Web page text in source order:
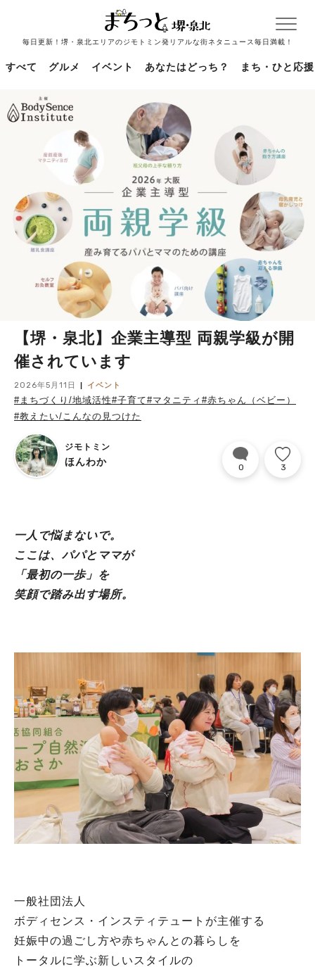
毎日更新！堺・泉北エリアのジモトミン発リアルな街ネタニュース毎日満載！
すべて グルメ イベント あなたはどっち？ まち・ひと応援
【堺・泉北】企業主導型 両親学級が開
催されています
2026年5月11日 イベント
#まちづくり/地域活性#子育て#マタニティ #赤ちゃん（ベビー）
#教えたい/こんなの見つけた
ジモトミン
ほんわか 0 3
一人で悩まないで。
ここは、パパとママが
「最初の一歩」を
笑顔で踏み出す場所。
一般社団法人
ボディセンス・インスティテュートが主催する
妊娠中の過ごし方や赤ちゃんとの暮らしを
トータルに学ぶ新しいスタイルの